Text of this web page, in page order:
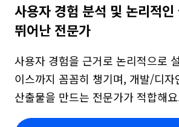
사용자 경험 분석 및 논리적인
뛰어난 전문가
사용자 경험을 근거로 논리적으로
이스까지 꼼꼼히 챙기며, 개발/디자
산출물을 만드는 전문가가 적합해